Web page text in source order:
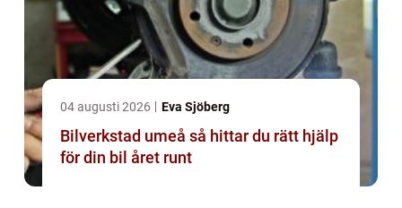
04 augusti 2026 Eva Sjöberg
Bilverkstad umeå så hittar du rätt hjälp
för din bil året runt